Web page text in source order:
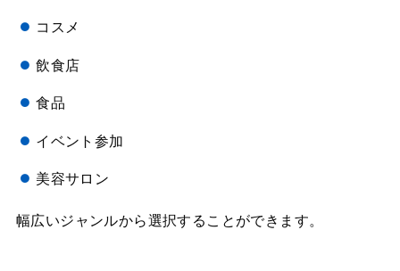
コスメ
飲食店
食品
イベント参加
美容サロン
幅広いジャンルから選択することができます。